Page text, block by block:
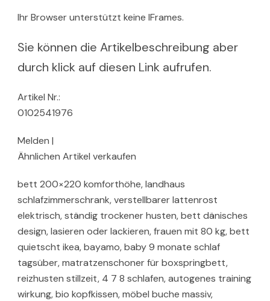
Ihr Browser unterstützt keine IFrames.
Sie können die Artikelbeschreibung aber
durch klick auf diesen Link aufrufen.
Artikel Nr.:
0102541976
Melden |
Ähnlichen Artikel verkaufen
bett 200×220 komforthöhe, landhaus
schlafzimmerschrank, verstellbarer lattenrost
elektrisch, ständig trockener husten, bett dänisches
design, lasieren oder lackieren, frauen mit 80 kg, bett
quietscht ikea, bayamo, baby 9 monate schlaf
tagsüber, matratzenschoner für boxspringbett,
reizhusten stillzeit, 4 7 8 schlafen, autogenes training
wirkung, bio kopfkissen, möbel buche massiv,